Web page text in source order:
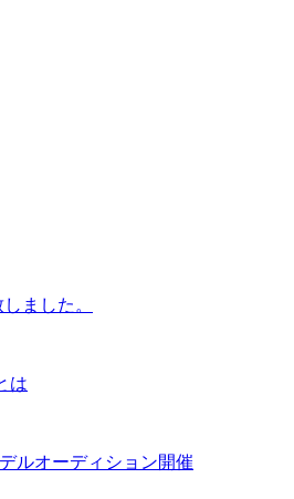
ました。
は
ルオーディション開催